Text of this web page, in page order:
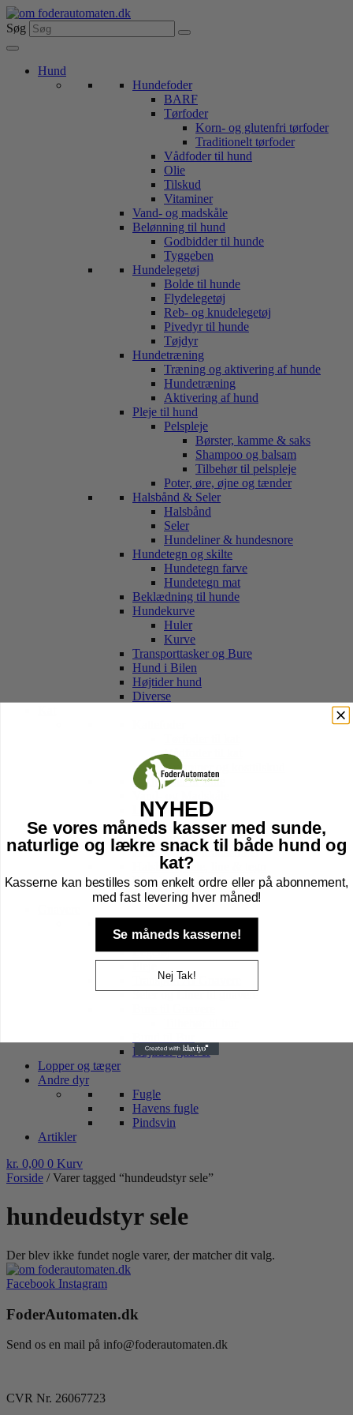
Videre
til
indhold
Søg
Hund
Hundefoder
BARF
Tørfoder
Korn- og glutenfri tørfoder
Traditionelt tørfoder
Vådfoder til hund
Olie
Tilskud
Vitaminer
Vand- og madskåle
Belønning til hund
Godbidder til hunde
Tyggeben
Hundelegetøj
Bolde til hunde
Flydelegetøj
Reb- og knudelegetøj
Pivedyr til hunde
Tøjdyr
Hundetræning
Træning og aktivering af hunde
Hundetræning
Aktivering af hund
Pleje til hund
Pelspleje
Børster, kamme & saks
Shampoo og balsam
Tilbehør til pelspleje
Poter, øre, øjne og tænder
Halsbånd & Seler
Halsbånd
Seler
Hundeliner & hundesnore
Hundetegn og skilte
Hundetegn farve
Hundetegn mat
Beklædning til hunde
Hundekurve
Huler
Kurve
Transporttasker og Bure
Hund i Bilen
Højtider hund
Diverse
Vådfoder til kat
Vitaminer og kosttilskud
Godbidder til katte
Legetøj til kat
Pelspleje
Transport Tasker
Hule, kurv & kradsetræer
Halsbånd, sele, line & tegn
Kattebakker & tilbehør
Højtider kat
Godbidder
Legetøj
Transport Af Gnavere
Seler og Liner til gnavere
Højtider gnaver
Lopper og tæger
Andre dyr
Fugle
Havens fugle
Pindsvin
Artikler
kr. 0,00 0 Kurv
Forside / Varer tagged “hundeudstyr sele”
hundeudstyr sele
Der blev ikke fundet nogle varer, der matcher dit valg.
Facebook Instagram
FoderAutomaten.dk
Send os en mail på info@foderautomaten.dk
CVR Nr. 26067723
NYHED
Se vores måneds kasser med sunde,
naturlige og lækre snack til både hund og
kat?
Kasserne kan bestilles som enkelt ordre eller på abonnement,
med fast levering hver måned!
Se måneds kasserne!
Nej Tak!